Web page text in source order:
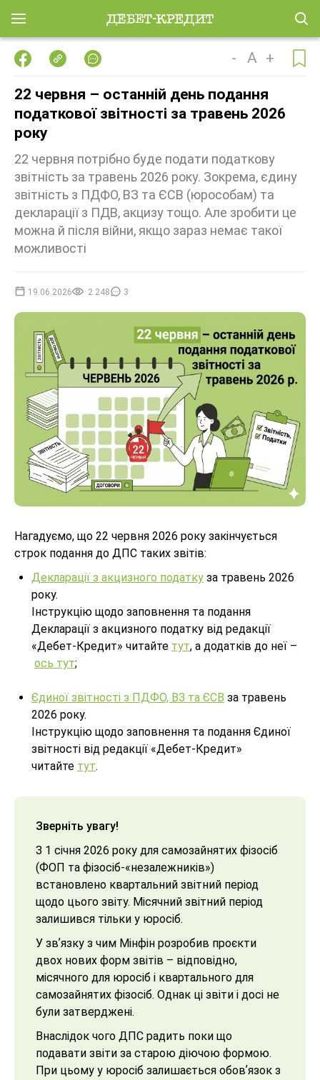
- A +
22 червня – останній день подання
податкової звітності за травень 2026
року
22 червня потрібно буде подати податкову
звітність за травень 2026 року. Зокрема, єдину
звітність з ПДФО, ВЗ та ЄСВ (юрособам) та
декларації з ПДВ, акцизу тощо. Але зробити це
можна й після війни, якщо зараз немає такої
можливості
19.06.2026 2 248 3
Нагадуємо, що 22 червня 2026 року закінчується
строк подання до ДПС таких звітів:
Декларації з акцизного податку за травень 2026
року.
Інструкцію щодо заповнення та подання
Декларації з акцизного податку від редакції
«Дебет-Кредит» читайте тут, а додатків до неї –
ось тут;
Єдиної звітності з ПДФО, ВЗ та ЄСВ за травень
2026 року.
Інструкцію щодо заповнення та подання Єдиної
звітності від редакції «Дебет-Кредит»
читайте тут.
Зверніть увагу!
З 1 січня 2026 року для самозайнятих фізосіб
(ФОП та фізосіб-«незалежників»)
встановлено квартальний звітний період
щодо цього звіту. Місячний звітний період
залишився тільки у юросіб.
У звʼязку з чим Мінфін розробив проєкти
двох нових форм звітів – відповідно,
місячного для юросіб і квартального для
самозайнятих фізосіб. Однак ці звіти і досі не
були затверджені.
Внаслідок чого ДПС радить поки що
подавати звіти за старою діючою формою.
При цьому у юросіб залишається обовʼязок з